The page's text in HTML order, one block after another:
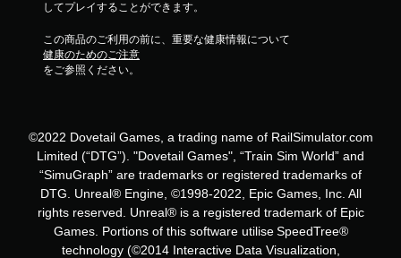
してプレイすることができます。
この商品のご利用の前に、重要な健康情報について
健康のためのご注意
をご参照ください。
©2022 Dovetail Games, a trading name of RailSimulator.com
Limited (“DTG”). "Dovetail Games", “Train Sim World” and
“SimuGraph” are trademarks or registered trademarks of
DTG. Unreal® Engine, ©1998-2022, Epic Games, Inc. All
rights reserved. Unreal® is a registered trademark of Epic
Games. Portions of this software utilise SpeedTree®
technology (©2014 Interactive Data Visualization,